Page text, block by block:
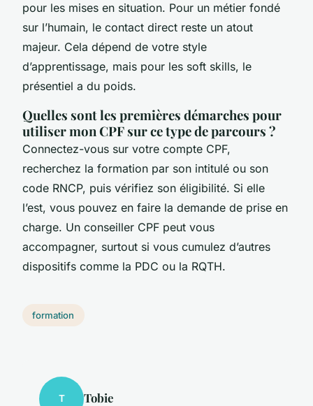
pour les mises en situation. Pour un métier fondé
sur l’humain, le contact direct reste un atout
majeur. Cela dépend de votre style
d’apprentissage, mais pour les soft skills, le
présentiel a du poids.
Quelles sont les premières démarches pour
utiliser mon CPF sur ce type de parcours ?
Connectez-vous sur votre compte CPF,
recherchez la formation par son intitulé ou son
code RNCP, puis vérifiez son éligibilité. Si elle
l’est, vous pouvez en faire la demande de prise en
charge. Un conseiller CPF peut vous
accompagner, surtout si vous cumulez d’autres
dispositifs comme la PDC ou la RQTH.
formation
T Tobie